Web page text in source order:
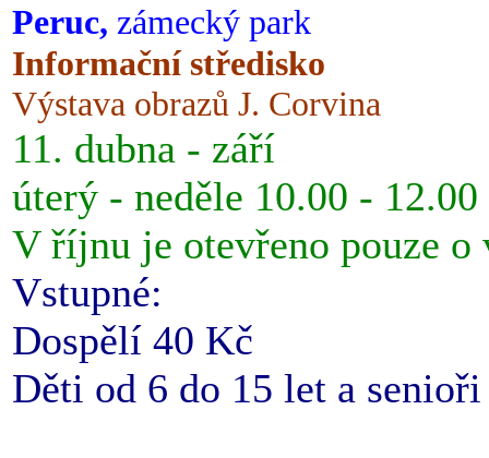
Peruc, zámecký park
Informační středisko
Výstava obrazů J. Corvina
11. dubna - září
úterý - neděle 10.00 -
V říjnu je otevřeno pouze o
Vstupné:
Dospělí 40 Kč
Děti od 6 do 15 let a